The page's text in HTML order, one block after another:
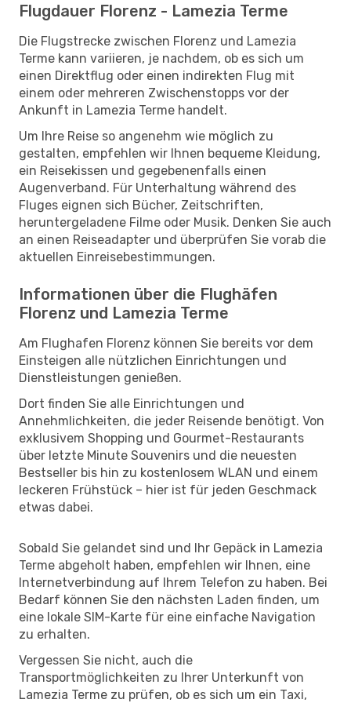
Flugdauer Florenz - Lamezia Terme
Die Flugstrecke zwischen Florenz und Lamezia
Terme kann variieren, je nachdem, ob es sich um
einen Direktflug oder einen indirekten Flug mit
einem oder mehreren Zwischenstopps vor der
Ankunft in Lamezia Terme handelt.
Um Ihre Reise so angenehm wie möglich zu
gestalten, empfehlen wir Ihnen bequeme Kleidung,
ein Reisekissen und gegebenenfalls einen
Augenverband. Für Unterhaltung während des
Fluges eignen sich Bücher, Zeitschriften,
heruntergeladene Filme oder Musik. Denken Sie auch
an einen Reiseadapter und überprüfen Sie vorab die
aktuellen Einreisebestimmungen.
Informationen über die Flughäfen
Florenz und Lamezia Terme
Am Flughafen Florenz können Sie bereits vor dem
Einsteigen alle nützlichen Einrichtungen und
Dienstleistungen genießen.
Dort finden Sie alle Einrichtungen und
Annehmlichkeiten, die jeder Reisende benötigt. Von
exklusivem Shopping und Gourmet-Restaurants
über letzte Minute Souvenirs und die neuesten
Bestseller bis hin zu kostenlosem WLAN und einem
leckeren Frühstück – hier ist für jeden Geschmack
etwas dabei.
Sobald Sie gelandet sind und Ihr Gepäck in Lamezia
Terme abgeholt haben, empfehlen wir Ihnen, eine
Internetverbindung auf Ihrem Telefon zu haben. Bei
Bedarf können Sie den nächsten Laden finden, um
eine lokale SIM-Karte für eine einfache Navigation
zu erhalten.
Vergessen Sie nicht, auch die
Transportmöglichkeiten zu Ihrer Unterkunft von
Lamezia Terme zu prüfen, ob es sich um ein Taxi,